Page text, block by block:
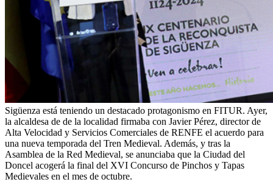
Sigüenza está teniendo un destacado protagonismo en FITUR. Ayer,
la alcaldesa de de la localidad firmaba con Javier Pérez, director de
Alta Velocidad y Servicios Comerciales de RENFE el acuerdo para
una nueva temporada del Tren Medieval. Además, y tras la
Asamblea de la Red Medieval, se anunciaba que la Ciudad del
Doncel acogerá la final del XVI Concurso de Pinchos y Tapas
Medievales en el mes de octubre.